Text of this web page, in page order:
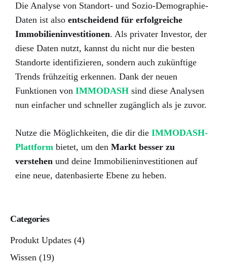
Die Analyse von Standort- und Sozio-Demographie-
Daten ist also entscheidend für erfolgreiche
Immobilieninvestitionen. Als privater Investor, der
diese Daten nutzt, kannst du nicht nur die besten
Standorte identifizieren, sondern auch zukünftige
Trends frühzeitig erkennen. Dank der neuen
Funktionen von IMMODASH sind diese Analysen
nun einfacher und schneller zugänglich als je zuvor.
Nutze die Möglichkeiten, die dir die IMMODASH-
Plattform bietet, um den Markt besser zu
verstehen und deine Immobilieninvestitionen auf
eine neue, datenbasierte Ebene zu heben.
Categories
Produkt Updates (4)
Wissen (19)